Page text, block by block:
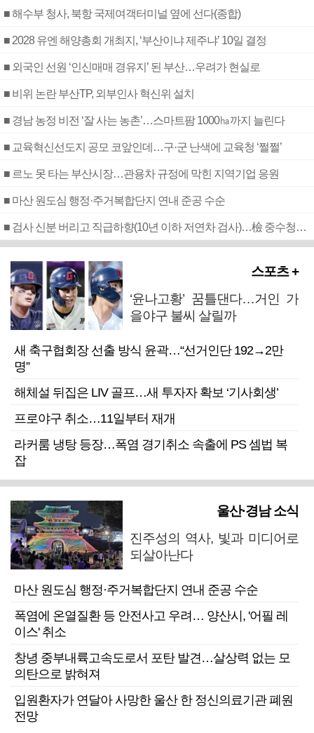
■ 해수부 청사, 북항 국제여객터미널 옆에 선다(종합)
■ 2028 유엔 해양총회 개최지, ‘부산이냐 제주냐’ 10일 결정
■ 외국인 선원 ‘인신매매 경유지’ 된 부산…우려가 현실로
■ 비위 논란 부산TP, 외부인사 혁신위 설치
■ 경남 농정 비전 ‘잘 사는 농촌’…스마트팜 1000㏊까지 늘린다
■ 교육혁신선도지 공모 코앞인데…구·군 난색에 교육청 ‘쩔쩔’
■ 르노 못 타는 부산시장…관용차 규정에 막힌 지역기업 응원
■ 마산 원도심 행정·주거복합단지 연내 준공 수순
■ 검사 신분 버리고 직급하향(10년 이하 저연차 검사)…檢 중수청행 기피
스포츠 +
‘윤나고황’ 꿈틀댄다…거인 가
을야구 불씨 살릴까
새 축구협회장 선출 방식 윤곽…“선거인단 192→2만
명”
해체설 뒤집은 LIV 골프…새 투자자 확보 ‘기사회생’
프로야구 취소…11일부터 재개
라커룸 냉탕 등장…폭염 경기취소 속출에 PS 셈법 복
잡
울산·경남 소식
진주성의 역사, 빛과 미디어로
되살아난다
마산 원도심 행정·주거복합단지 연내 준공 수순
폭염에 온열질환 등 안전사고 우려… 양산시, '어필 레
이스' 취소
창녕 중부내륙고속도로서 포탄 발견…살상력 없는 모
의탄으로 밝혀져
입원환자가 연달아 사망한 울산 한 정신의료기관 폐원
전망